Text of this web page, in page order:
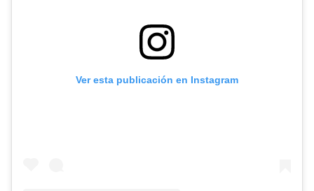
Ver esta publicación en Instagram